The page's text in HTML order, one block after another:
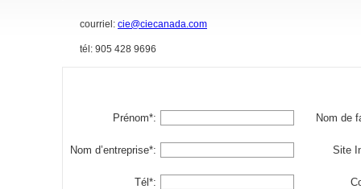
courriel: cie@ciecanada.com
tél: 905 428 9696
Prénom*: Nom de
Nom d’entreprise*: Site
Tél*: